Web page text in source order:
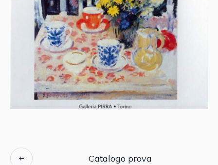
Catalogo prova